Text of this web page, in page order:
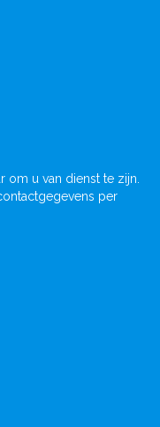
om u van dienst te zijn.
per